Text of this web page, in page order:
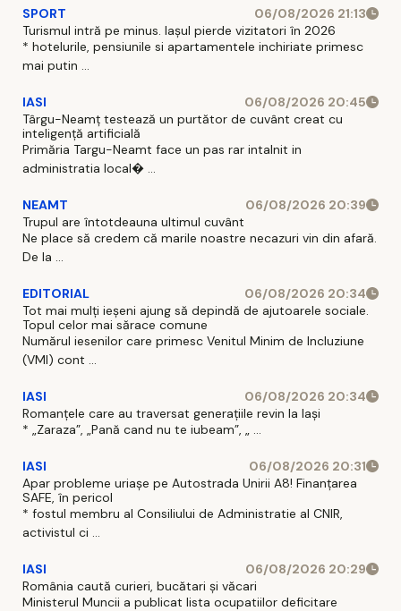
SPORT
06/08/2026 21:13
Turismul intră pe minus. Iașul pierde vizitatori în 2026
* hotelurile, pensiunile si apartamentele inchiriate primesc
mai putin ...
IASI
06/08/2026 20:45
Târgu-Neamț testează un purtător de cuvânt creat cu
inteligență artificială
Primăria Targu-Neamt face un pas rar intalnit in
administratia local� ...
NEAMT
06/08/2026 20:39
Trupul are întotdeauna ultimul cuvânt
Ne place să credem că marile noastre necazuri vin din afară.
De la ...
EDITORIAL
06/08/2026 20:34
Tot mai mulți ieșeni ajung să depindă de ajutoarele sociale.
Topul celor mai sărace comune
Numărul iesenilor care primesc Venitul Minim de Incluziune
(VMI) cont ...
IASI
06/08/2026 20:34
Romanțele care au traversat generațiile revin la Iași
* „Zaraza”, „Pană cand nu te iubeam”, „ ...
IASI
06/08/2026 20:31
Apar probleme uriașe pe Autostrada Unirii A8! Finanțarea
SAFE, în pericol
* fostul membru al Consiliului de Administratie al CNIR,
activistul ci ...
IASI
06/08/2026 20:29
România caută curieri, bucătari și văcari
Ministerul Muncii a publicat lista ocupatiilor deficitare